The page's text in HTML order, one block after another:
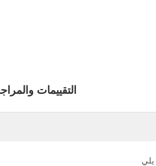
التقييمات
يلي